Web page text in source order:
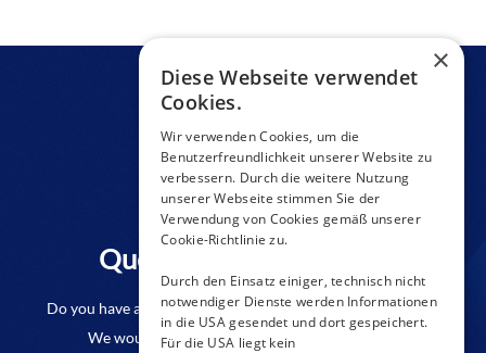
Questions to a product?
Do you have any questions or require further information?
We would be pleased if you send us an inquiry.
×
Diese Webseite verwendet
Cookies.
Wir verwenden Cookies, um die
Benutzerfreundlichkeit unserer Website zu
verbessern. Durch die weitere Nutzung
unserer Webseite stimmen Sie der
Verwendung von Cookies gemäß unserer
Cookie-Richtlinie zu.
Durch den Einsatz einiger, technisch nicht
notwendiger Dienste werden Informationen
in die USA gesendet und dort gespeichert.
Für die USA liegt kein